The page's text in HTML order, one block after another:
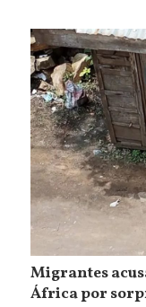
Migrantes
África por